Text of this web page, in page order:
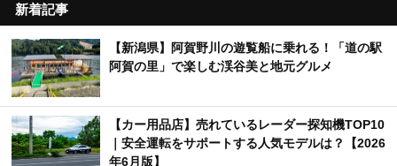
新着記事
【新潟県】阿賀野川の遊覧船に乗れる！「道の駅
阿賀の里」で楽しむ渓谷美と地元グルメ
【カー用品店】売れているレーダー探知機TOP10
｜安全運転をサポートする人気モデルは？【2026
年6月版】